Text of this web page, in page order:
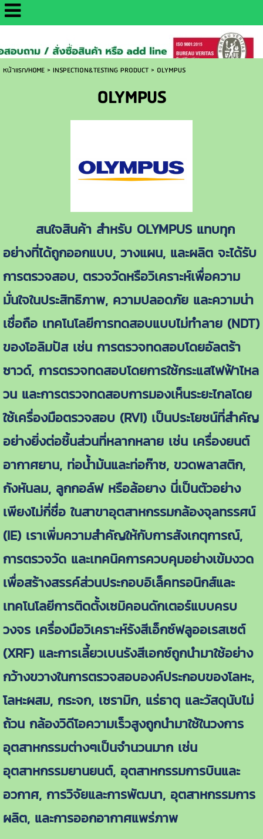
http://www.daisaemetrology.co.th/
หน้าแรก/HOME> INSPECTION&TESTING PRODUCT> OLYMPUS
OLYMPUS
สนใจสินค้า สำหรับ OLYMPUS แทบทุก
อย่างที่ได้ถูกออกแบบ, วางแผน, และผลิต จะได้รับ
การตรวจสอบ, ตรวจวัดหรือวิเคราะห์เพื่อความ
มั่นใจในประสิทธิภาพ, ความปลอดภัย และความน่า
เชื่อถือ เทคโนโลยีการทดสอบแบบไม่ทำลาย (NDT)
ของโอลิมปัส เช่น การตรวจทดสอบโดยอัลตร้า
ซาวด์, การตรวจทดสอบโดยการใช้กระแสไฟฟ้าไหล
วน และการตรวจทดสอบการมองเห็นระยะไกลโดย
ใช้เครื่องมือตรวจสอบ (RVI) เป็นประโยชน์ที่สำคัญ
อย่างยิ่งต่อชิ้นส่วนที่หลากหลาย เช่น เครื่องยนต์
อากาศยาน, ท่อน้ำม้นและท่อก๊าซ, ขวดพลาสติก,
กังหันลม, ลูกกอล์ฟ หรือล้อยาง นี่เป็นตัวอย่าง
เพียงไม่กี่ชื่อ ในสาขาอุตสาหกรรมกล้องจุลทรรศน์
(IE) เราเพิ่มความสำคัญให้กับการสังเกตุการณ์,
การตรวจวัด และเทคนิคการควบคุมอย่างเข้มงวด
เพื่อสร้างสรรค์ส่วนประกอบอิเล็คทรอนิกส์และ
เทคโนโลยีการติดตั้งเซมิคอนดักเตอร์แบบครบ
วงจร เครื่องมือวิเคราะห์รังสีเอ็กซ์ฟลูออเรสเซต์
(XRF) และการเลี้ยวเบนรังสีเอกซ์ถูกนำมาใช้อย่าง
กว้างขวางในการตรวจสอบองค์ประกอบของโลหะ,
โลหะผสม, กระจก, เซรามิก, แร่ธาตุ และวัสดุนับไม่
ถ้วน กล้องวิดีโอความเร็วสูงถูกนำมาใช้ในวงการ
อุตสาหกรรมต่างๆเป็นจำนวนมาก เช่น
อุตสาหกรรมยานยนต์, อุตสาหกรรมการบินและ
อวกาศ, การวิจัยและการพัฒนา, อุตสาหกรรมการ
ผลิต, และการออกอากาศแพร่ภาพ